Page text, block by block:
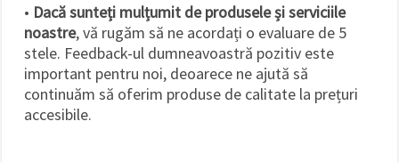
• Dacă sunteți mulțumit de produsele și serviciile
noastre, vă rugăm să ne acordați o evaluare de 5
stele. Feedback-ul dumneavoastră pozitiv este
important pentru noi, deoarece ne ajută să
continuăm să oferim produse de calitate la prețuri
accesibile.